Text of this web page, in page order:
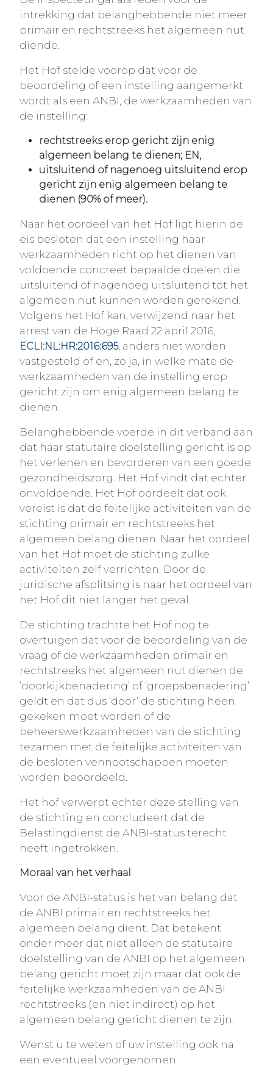
intrekking dat belanghebbende niet meer
primair en rechtstreeks het algemeen nut
diende.
Het Hof stelde voorop dat voor de
beoordeling of een instelling aangemerkt
wordt als een ANBI, de werkzaamheden van
de instelling:
rechtstreeks erop gericht zijn enig
algemeen belang te dienen; EN,
uitsluitend of nagenoeg uitsluitend erop
gericht zijn enig algemeen belang te
dienen (90% of meer).
Naar het oordeel van het Hof ligt hierin de
eis besloten dat een instelling haar
werkzaamheden richt op het dienen van
voldoende concreet bepaalde doelen die
uitsluitend of nagenoeg uitsluitend tot het
algemeen nut kunnen worden gerekend.
Volgens het Hof kan, verwijzend naar het
arrest van de Hoge Raad 22 april 2016,
ECLI:NL:HR:2016:695, anders niet worden
vastgesteld of en, zo ja, in welke mate de
werkzaamheden van de instelling erop
gericht zijn om enig algemeen belang te
dienen.
Belanghebbende voerde in dit verband aan
dat haar statutaire doelstelling gericht is op
het verlenen en bevorderen van een goede
gezondheidszorg. Het Hof vindt dat echter
onvoldoende. Het Hof oordeelt dat ook
vereist is dat de feitelijke activiteiten van de
stichting primair en rechtstreeks het
algemeen belang dienen. Naar het oordeel
van het Hof moet de stichting zulke
activiteiten zelf verrichten. Door de
juridische afsplitsing is naar het oordeel van
het Hof dit niet langer het geval.
De stichting trachtte het Hof nog te
overtuigen dat voor de beoordeling van de
vraag of de werkzaamheden primair en
rechtstreeks het algemeen nut dienen de
‘doorkijkbenadering’ of ‘groepsbenadering’
geldt en dat dus ‘door’ de stichting heen
gekeken moet worden of de
beheerswerkzaamheden van de stichting
tezamen met de feitelijke activiteiten van
de besloten vennootschappen moeten
worden beoordeeld.
Het hof verwerpt echter deze stelling van
de stichting en concludeert dat de
Belastingdienst de ANBI-status terecht
heeft ingetrokken.
Moraal van het verhaal
Voor de ANBI-status is het van belang dat
de ANBI primair en rechtstreeks het
algemeen belang dient. Dat betekent
onder meer dat niet alleen de statutaire
doelstelling van de ANBI op het algemeen
belang gericht moet zijn maar dat ook de
feitelijke werkzaamheden van de ANBI
rechtstreeks (en niet indirect) op het
algemeen belang gericht dienen te zijn.
Wenst u te weten of uw instelling ook na
een eventueel voorgenomen